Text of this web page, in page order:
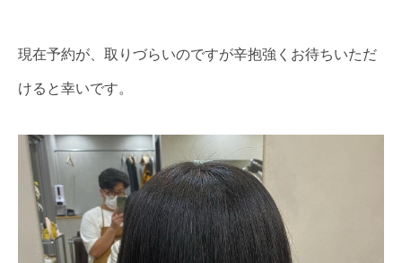
現在予約が、取りづらいのですが辛抱強くお待ちいただ
けると幸いです。